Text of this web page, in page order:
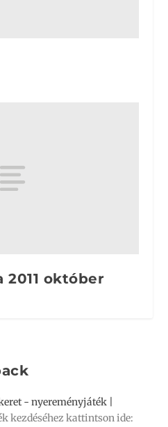
2011 október
- nyereményjáték |
kezdéséhez kattintson ide: